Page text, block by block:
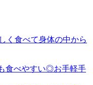
く食べて身体の中から
食べやすい◎お手軽手